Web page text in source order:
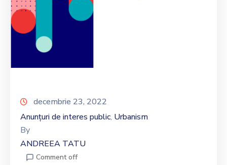
decembrie 23, 2022
Anunțuri de interes public‚ Urbanism
By
ANDREEA TATU
Comment off